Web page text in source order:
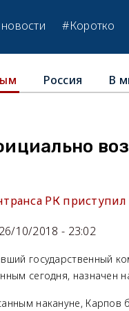
#Коротко
Россия В
РК приступил
26/10/2018 - 23:02
государственный
сегодня, назначен
накануне,